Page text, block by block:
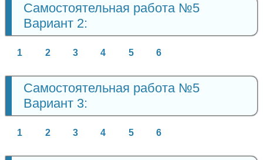
Самостоятельная работа №5
Вариант 2:
1 2 3 4 5 6
Самостоятельная работа №5
Вариант 3:
1 2 3 4 5 6